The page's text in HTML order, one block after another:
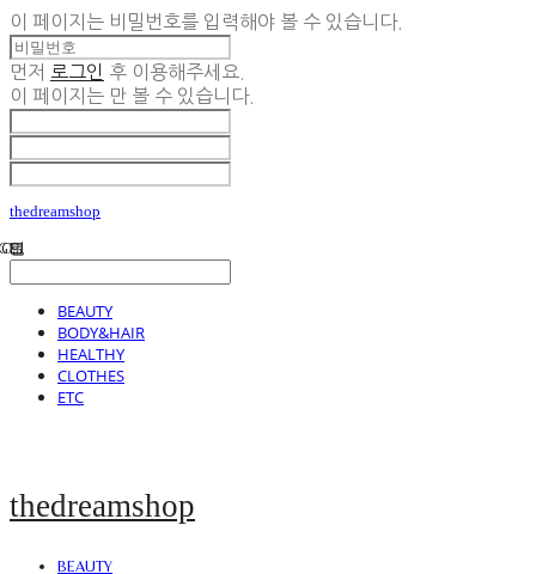
이 페이지는 비밀번호를 입력해야 볼 수 있습니다.
먼저 로그인 후 이용해주세요.
이 페이지는 만 볼 수 있습니다.
thedreamshop
BEAUTY
BODY&HAIR
HEALTHY
CLOTHES
ETC
thedreamshop
BEAUTY